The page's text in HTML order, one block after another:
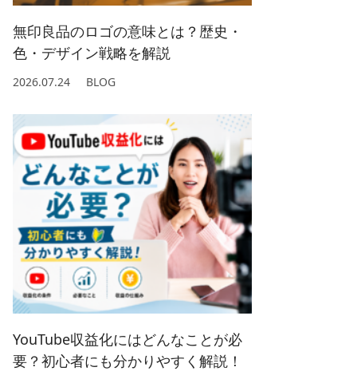
無印良品のロゴの意味とは？歴史・
色・デザイン戦略を解説
2026.07.24 BLOG
YouTube収益化にはどんなことが必
要？初心者にも分かりやすく解説！